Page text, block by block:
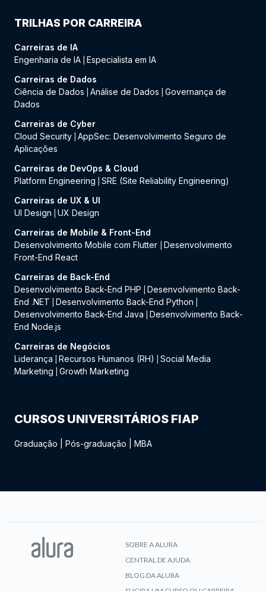
TRILHAS POR CARREIRA
Carreiras de IA
Engenharia de IA Especialista em IA
Carreiras de Dados
Ciência de Dados
Análise de Dados
Governança de
Dados
Carreiras de Cyber
Cloud Security AppSec: Desenvolvimento Seguro de
Aplicações
Carreiras de DevOps & Cloud
Platform Engineering
SRE (Site Reliability Engineering)
Carreiras de UX & UI
UI Design
UX Design
Carreiras de Mobile & Front-End
Desenvolvimento Mobile com Flutter
Desenvolvimento
Front-End React
Carreiras de Back-End
Desenvolvimento Back-End PHP
Desenvolvimento Back-
End .NET
Desenvolvimento Back-End Python
Desenvolvimento Back-End Java
Desenvolvimento Back-
End Node.js
Carreiras de Negócios
Liderança
Recursos Humanos (RH)
Social Media
Marketing
Growth Marketing
CURSOS UNIVERSITÁRIOS FIAP
Graduação Pós-graduação MBA
SOBRE A ALURA
CENTRAL DE AJUDA
BLOG DA ALURA